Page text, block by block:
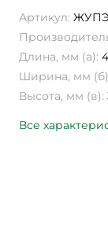
Артикул:
Длина, мм (а):
Ширина, мм
Высота, мм (в):
Все